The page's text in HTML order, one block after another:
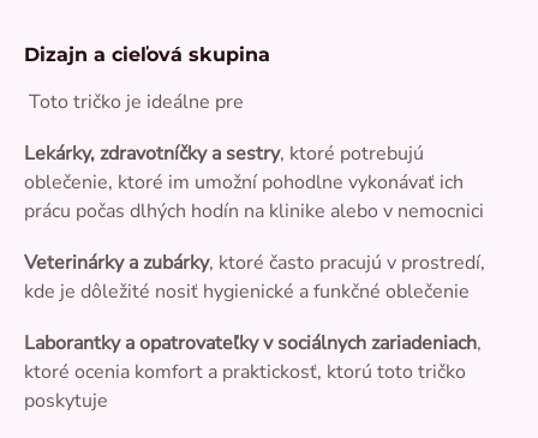
Dizajn a cieľová skupina
Toto tričko je ideálne pre
Lekárky, zdravotníčky a sestry, ktoré potrebujú
oblečenie, ktoré im umožní pohodlne vykonávať ich
prácu počas dlhých hodín na klinike alebo v nemocnici
Veterinárky a zubárky, ktoré často pracujú v prostredí,
kde je dôležité nosiť hygienické a funkčné oblečenie
Laborantky a opatrovateľky v sociálnych zariadeniach,
ktoré ocenia komfort a praktickosť, ktorú toto tričko
poskytuje